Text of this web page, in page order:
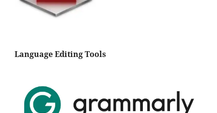
Language Editing Tools